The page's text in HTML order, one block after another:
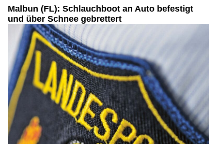
Malbun (FL): Schlauchboot an Auto befestigt
und über Schnee gebrettert